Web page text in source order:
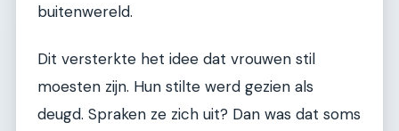
buitenwereld.
Dit versterkte het idee dat vrouwen stil
moesten zijn. Hun stilte werd gezien als
deugd. Spraken ze zich uit? Dan was dat soms